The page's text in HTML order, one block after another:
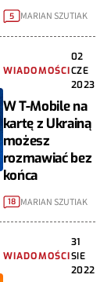
5 MARIAN SZUTIAK
WIADOMOŚCI
02
CZE
2023
W T-Mobile na
kartę z Ukrainą
możesz
rozmawiać bez
końca
18 MARIAN SZUTIAK
WIADOMOŚCI
31
SIE
2022